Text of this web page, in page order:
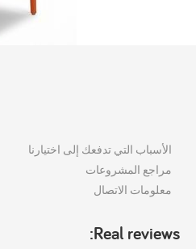
الأسباب التي تدفعك إلى اختيارنا
مراجع المشروعات
معلومات الاتصال
Real reviews: